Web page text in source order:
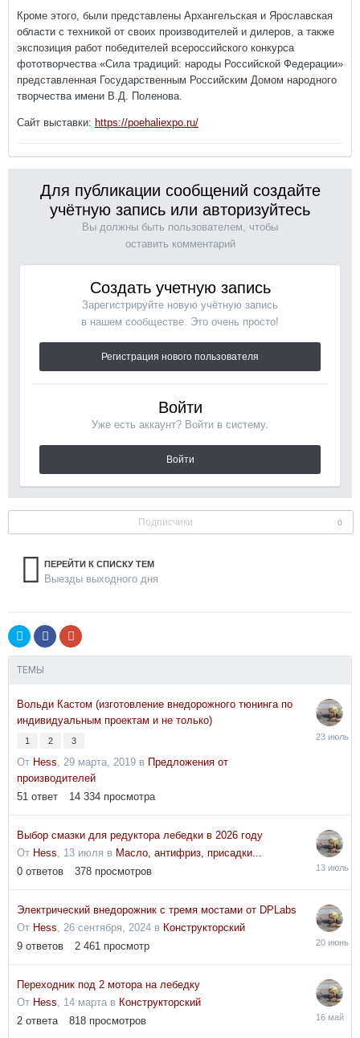
Кроме этого, были представлены Архангельская и Ярославская
области с техникой от своих производителей и дилеров, а также
экспозиция работ победителей всероссийского конкурса
фототворчества «Сила традиций: народы Российской Федерации»
представленная Государственным Российским Домом народного
творчества имени В.Д. Поленова.
Сайт выставки: https://poehaliexpo.ru/
Для публикации сообщений создайте
учётную запись или авторизуйтесь
Вы должны быть пользователем, чтобы
оставить комментарий
Создать учетную запись
Зарегистрируйте новую учётную запись
в нашем сообществе. Это очень просто!
Регистрация нового пользователя
Войти
Уже есть аккаунт? Войти в систему.
Войти
Подписчики 0
ПЕРЕЙТИ К СПИСКУ ТЕМ
Выезды выходного дня
ТЕМЫ
Вольди Кастом (изготовление внедорожного тюнинга по
индивидуальным проектам и не только)
1 2 3
От Hess, 29 марта, 2019 в Предложения от
производителей
51 ответ 14 334 просмотра
23
Выбор смазки для редуктора лебедки в 2026 году
От Hess, 13 июля в Масло, антифриз, присадки...
0 ответов 378 просмотров
13
Электрический внедорожник с тремя мостами от DPLabs
От Hess, 26 сентября, 2024 в Конструкторский
9 ответов 2 461 просмотр
20
Переходник под 2 мотора на лебедку
От Hess, 14 марта в Конструкторский
2 ответа 818 просмотров
16